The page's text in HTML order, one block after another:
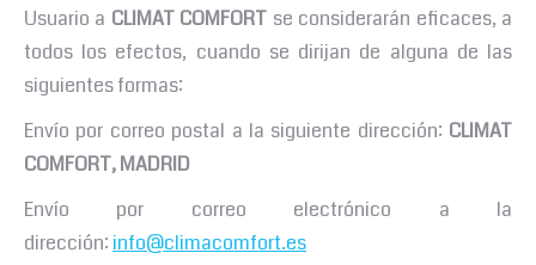
Usuario a CLIMAT COMFORT se considerarán eficaces, a
todos los efectos, cuando se dirijan de alguna de las
siguientes formas:
Envío por correo postal a la siguiente dirección: CLIMAT
COMFORT,MADRID
Envío por correo electrónico a la
dirección: info@climacomfort.es